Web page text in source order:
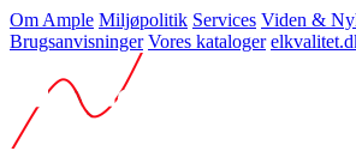
Om Ample Miljøpolitik Services Viden &
Brugsanvisninger Vores kataloger